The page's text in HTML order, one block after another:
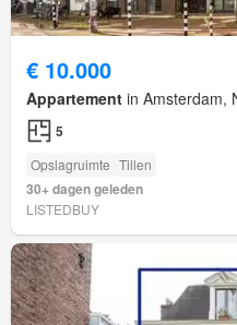
€ 10.000
Appartement in Amsterdam,
5
Opslagruimte Tillen
30+ dagen geleden
LISTEDBUY